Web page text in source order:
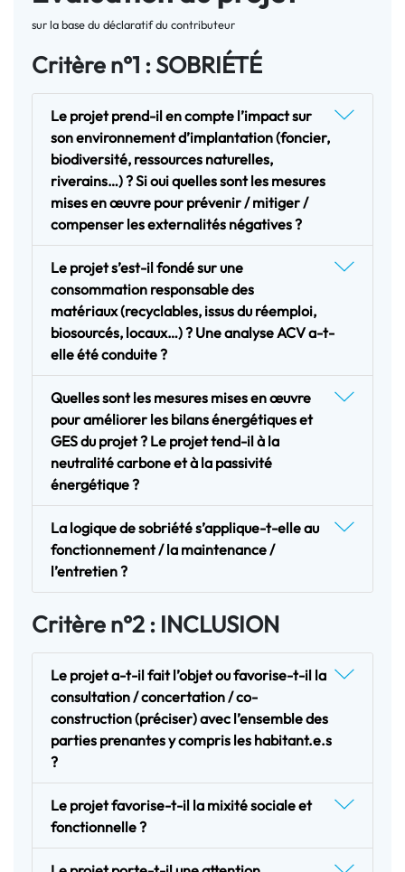
sur la base du déclaratif du contributeur
Critère n°1 : SOBRIÉTÉ
Le projet prend-il en compte l’impact sur
son environnement d’implantation (foncier,
biodiversité, ressources naturelles,
riverains…) ? Si oui quelles sont les mesures
mises en œuvre pour prévenir / mitiger /
compenser les externalités négatives ?
Le projet s’est-il fondé sur une
consommation responsable des
matériaux (recyclables, issus du réemploi,
biosourcés, locaux…) ? Une analyse ACV a-t-
elle été conduite ?
Quelles sont les mesures mises en œuvre
pour améliorer les bilans énergétiques et
GES du projet ? Le projet tend-il à la
neutralité carbone et à la passivité
énergétique ?
La logique de sobriété s’applique-t-elle au
fonctionnement / la maintenance /
l’entretien ?
Critère n°2 : INCLUSION
Le projet a-t-il fait l’objet ou favorise-t-il la
consultation / concertation / co-
construction (préciser) avec l’ensemble des
parties prenantes y compris les habitant.e.s
?
Le projet favorise-t-il la mixité sociale et
fonctionnelle ?